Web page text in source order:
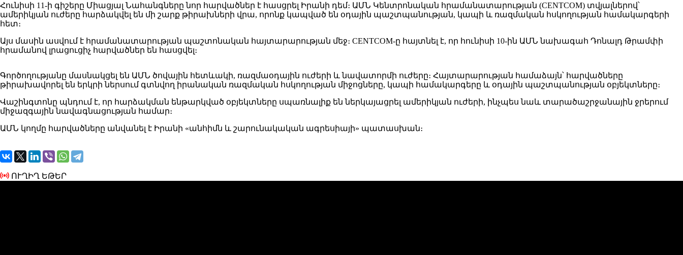
Հունիսի 11-ի գիշերը Միացյալ Նահանգները նոր հարվածներ է հասցրել Իրանի դեմ։ ԱՄՆ Կենտրոնական հրամանատարության (CENTCOM) տվյալներով՝
ամերիկյան ուժերը հարձակվել են մի շարք թիրախների վրա, որոնք կապված են օդային պաշտպանության, կապի և ռազմական հսկողության համակարգերի
հետ։
Այս մասին ասվում է հրամանատարության պաշտոնական հայտարարության մեջ։ CENTCOM-ը հայտնել է, որ հունիսի 10-ին ԱՄՆ նախագահ Դոնալդ Թրամփի
հրամանով լրացուցիչ հարվածներ են հասցվել։
Գործողությանը մասնակցել են ԱՄՆ ծովային հետևակի, ռազմաօդային ուժերի և նավատորմի ուժերը։ Հայտարարության համաձայն՝ հարվածները
թիրախավորել են երկրի ներսում գտնվող իրանական ռազմական հսկողության միջոցները, կապի համակարգերը և օդային պաշտպանության օբյեկտները։
Վաշինգտոնը պնդում է, որ հարձակման ենթարկված օբյեկտները սպառնալիք են ներկայացրել ամերիկյան ուժերի, ինչպես նաև տարածաշրջանային ջրերում
միջազգային նավագնացության համար։
ԱՄՆ կողմը հարվածները անվանել է Իրանի «անհիմն և շարունակական ագրեսիայի» պատասխան։
ՈՒՂԻՂ ԵԹԵՐ